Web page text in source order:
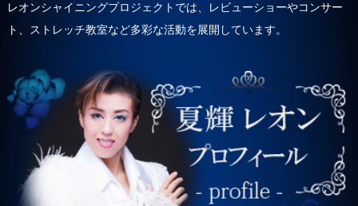
レオンシャイニングプロジェクトでは、レビューショーやコンサー
ト、ストレッチ教室など多彩な活動を展開しています。